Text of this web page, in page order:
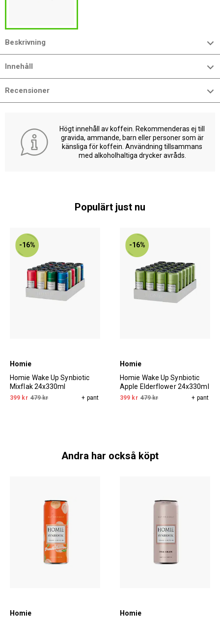
Beskrivning
Innehåll
Recensioner
Högt innehåll av koffein. Rekommenderas ej till
gravida, ammande, barn eller personer som är
känsliga för koffein. Användning tillsammans
med alkoholhaltiga drycker avråds.
Populärt just nu
-16%
Homie
Homie Wake Up Synbiotic
Mixflak 24x330ml
399 kr 479 kr + pant
-16%
Homie
Homie Wake Up Synbiotic
Apple Elderflower 24x330ml
399 kr 479 kr + pant
Andra har också köpt
Homie
Homie